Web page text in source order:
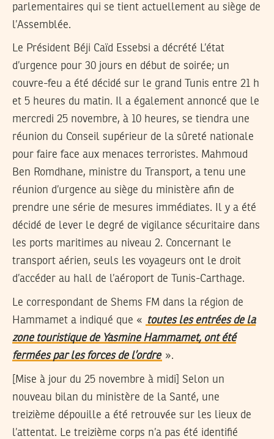
parlementaires qui se tient actuellement au siège de
l’Assemblée.
Le Président Béji Caïd Essebsi a décrété L’état
d’urgence pour 30 jours en début de soirée; un
couvre-feu a été décidé sur le grand Tunis entre 21 h
et 5 heures du matin. Il a également annoncé que le
mercredi 25 novembre, à 10 heures, se tiendra une
réunion du Conseil supérieur de la sûreté nationale
pour faire face aux menaces terroristes. Mahmoud
Ben Romdhane, ministre du Transport, a tenu une
réunion d’urgence au siège du ministère afin de
prendre une série de mesures immédiates. Il y a été
décidé de lever le degré de vigilance sécuritaire dans
les ports maritimes au niveau 2. Concernant le
transport aérien, seuls les voyageurs ont le droit
d’accéder au hall de l’aéroport de Tunis-Carthage.
Le correspondant de Shems FM dans la région de
Hammamet a indiqué que « toutes les entrées de la
zone touristique de Yasmine Hammamet, ont été
fermées par les forces de l’ordre ».
[Mise à jour du 25 novembre à midi]
Selon un
nouveau bilan du ministère de la Santé, une
treizième dépouille a été retrouvée sur les lieux de
l’attentat. Le treizième corps n’a pas été identifié